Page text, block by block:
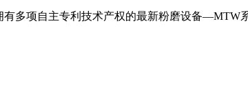
多项自主专利技术产权的最新粉磨设备—MTW